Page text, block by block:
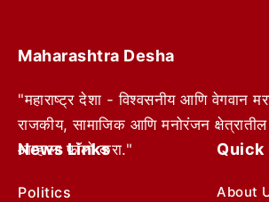
Maharashtra Desha
"महाराष्ट्र देशा - विश्वसनीय आणि वेगवान
राजकीय, सामाजिक आणि मनोरंजन
आम्हाला फॉलो करा."
News Links
Politics
Quick
About